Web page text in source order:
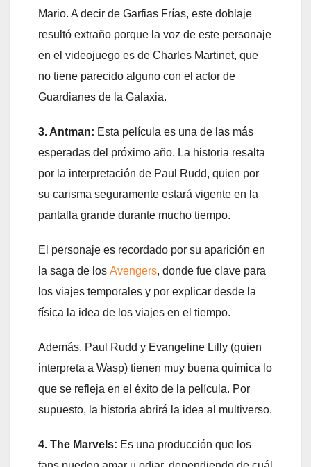
Mario. A decir de Garfias Frías, este doblaje
resultó extraño porque la voz de este personaje
en el videojuego es de Charles Martinet, que
no tiene parecido alguno con el actor de
Guardianes de la Galaxia.
3. Antman: Esta película es una de las más
esperadas del próximo año. La historia resalta
por la interpretación de Paul Rudd, quien por
su carisma seguramente estará vigente en la
pantalla grande durante mucho tiempo.
El personaje es recordado por su aparición en
la saga de los Avengers, donde fue clave para
los viajes temporales y por explicar desde la
física la idea de los viajes en el tiempo.
Además, Paul Rudd y Evangeline Lilly (quien
interpreta a Wasp) tienen muy buena química lo
que se refleja en el éxito de la película. Por
supuesto, la historia abrirá la idea al multiverso.
4. The Marvels: Es una producción que los